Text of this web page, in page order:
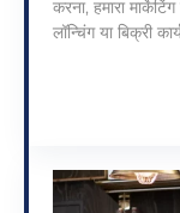
करना, हमारा
लॉन्चिंग या बिक्री